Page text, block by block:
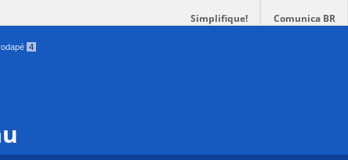
Simplifique! Comunica BR
4